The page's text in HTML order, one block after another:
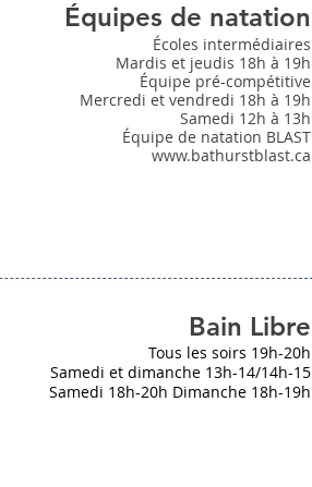
Équipes de natation
Écoles intermédiaires
Mardis et jeudis 18h à 19h
Équipe pré-compétitive
Mercredi et vendredi 18h à 19h
Samedi 12h à 13h
Équipe de natation BLAST
www.bathurstblast.ca
Bain Libre
Tous les soirs 19h-20h
Samedi et dimanche 13h-14/14h-15
Samedi 18h-20h Dimanche 18h-19h